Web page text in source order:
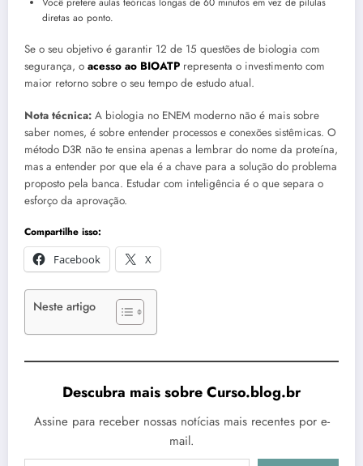
diretas ao ponto.
Se o seu objetivo é garantir 12 de 15 questões de biologia com
segurança, o acesso ao BIOATP representa o investimento com
maior retorno sobre o seu tempo de estudo atual.
Nota técnica: A biologia no ENEM moderno não é mais sobre
saber nomes, é sobre entender processos e conexões sistêmicas. O
método D3R não te ensina apenas a lembrar do nome da proteína,
mas a entender por que ela é a chave para a solução do problema
proposto pela banca. Estudar com inteligência é o que separa o
esforço da aprovação.
Compartilhe isso:
Facebook
X
Neste artigo
Descubra mais sobre Curso.blog.br
Assine para receber nossas notícias mais recentes por e-
mail.
Digite seu e-mail…